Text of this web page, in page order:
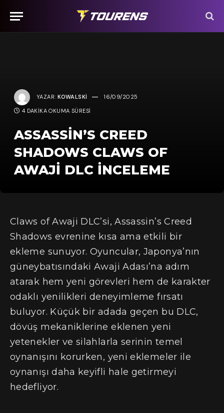
YAZAR: KOWALSKI 16/09/2025
4 DAKIKA OKUMA SÜRESI
ASSASSIN’S CREED
SHADOWS CLAWS OF
AWAJI DLC İNCELEME
Claws of Awaji DLC’si, Assassin’s Creed
Shadows evrenine kısa ama etkili bir
ekleme sunuyor. Oyuncular, Japonya’nın
güneybatısındaki Awaji Adası’na adım
atarak hem yeni görevleri hem de karakter
odaklı yenilikleri deneyimleme fırsatı
buluyor. Küçük bir adada geçen bu DLC,
dövüş mekaniklerine eklenen yeni
yetenekler ve silahlarla serinin temel
oynanışını korurken, yeni eklemeler ile
oynanışı daha keyifli hale getirmeyi
hedefliyor.